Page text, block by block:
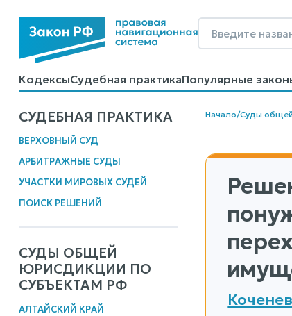
КодексыСудебная практикаПопулярные
КалькуляторыСправочные материалы
СУДЕБНАЯ ПРАКТИКА
ВЕРХОВНЫЙ СУД
АРБИТРАЖНЫЕ СУДЫ
УЧАСТКИ МИРОВЫХ СУДЕЙ
ПОИСК РЕШЕНИЙ
СУДЫ ОБЩЕЙ
ЮРИСДИКЦИИ ПО
СУБЪЕКТАМ РФ
АЛТАЙСКИЙ КРАЙ
Начало/Суды